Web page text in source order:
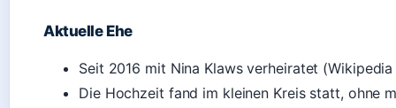
Aktuelle Ehe
Seit 2016 mit Nina Klaws verheiratet
Die Hochzeit fand im kleinen Kreis statt, ohne